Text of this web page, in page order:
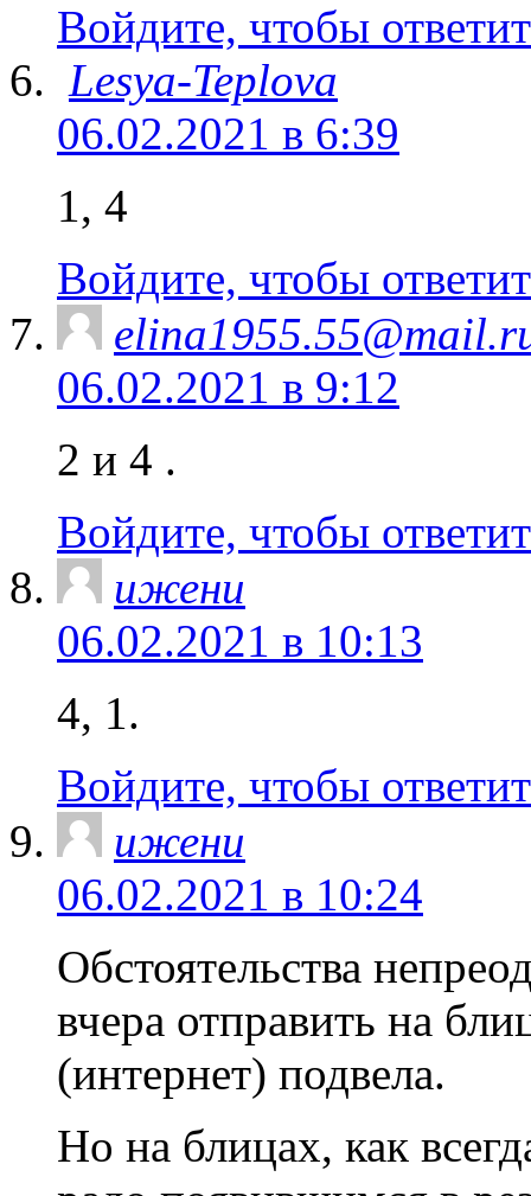
Войдите, чтобы
Lesya-Teplova
06.02.2021 в 6:39
1, 4
Войдите, чтобы
06.02.2021 в 9:12
2 и 4 .
Войдите, чтобы
ижени
06.02.2021 в 10:13
4, 1.
Войдите, чтобы
ижени
06.02.2021 в 10:24
Обстоятельства
вчера отправить на
(интернет) подвела.
Но на блицах, как